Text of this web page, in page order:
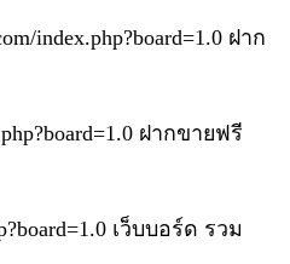
index.php?board=1.0 ฝาก
ฝากขายฟรี
เว็บบอร์ด รวม